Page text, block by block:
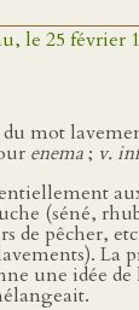
le 25 février
mot
enema; v.
(séné,
de pêcher,
La
une idée de